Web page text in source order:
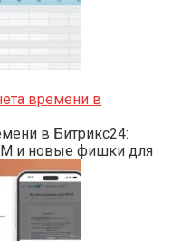
времени в
в Битрикс24:
и новые фишки для